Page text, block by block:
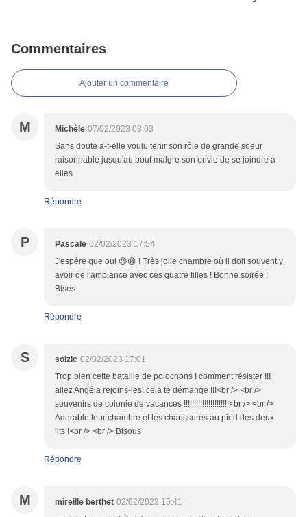
Commentaires
Ajouter un commentaire
M Michèle 07/02/2023 08:03
Sans doute a-t-elle voulu tenir son rôle de grande soeur
raisonnable jusqu'au bout malgré son envie de se joindre à
elles.
Répondre
P Pascale 02/02/2023 17:54
J'espère que oui 😉😀 ! Très jolie chambre où il doit souvent y
avoir de l'ambiance avec ces quatre filles ! Bonne soirée !
Bises
Répondre
S soizic 02/02/2023 17:01
Trop bien cette bataille de polochons ! comment résister !!!
allez Angéla rejoins-les, cela te démange !!!<br /> <br />
souvenirs de colonie de vacances !!!!!!!!!!!!!!!!!!!!!!<br /> <br />
Adorable leur chambre et les chaussures au pied des deux
lits !<br /> <br /> Bisous
Répondre
M mireille berthet 02/02/2023 15:41